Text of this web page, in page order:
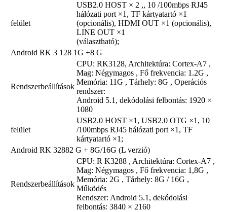
felület
USB2.0 HOST × 2 ,, 10 /100mbps RJ45
hálózati port ×1, TF kártyatartó ×1
(opcionális), HDMI OUT ×1 (opcionális),
LINE OUT ×1
(választható);
Android RK 3 128 1G +8 G
Rendszerbeállítások
CPU: RK3128, Architektúra: Cortex-A7 ,
Mag: Négymagos , Fő frekvencia: 1.2G ,
Memória: 11G , Tárhely: 8G , Operációs
rendszer:
Android 5.1, dekódolási felbontás: 1920 ×
1080
felület
USB2.0 HOST ×1, USB2.0 OTG ×1, 10
/100mbps RJ45 hálózati port ×1, TF
kártyatartó ×1;
Android RK 32882 G + 8G/16G (L verzió)
Rendszerbeállítások
CPU: R K3288 , Architektúra: Cortex-A7 ,
Mag: Négymagos , Fő frekvencia: 1,8G ,
Memória: 2G , Tárhely: 8G / 16G ,
Működés
Rendszer: Android 5.1, dekódolási
felbontás: 3840 × 2160